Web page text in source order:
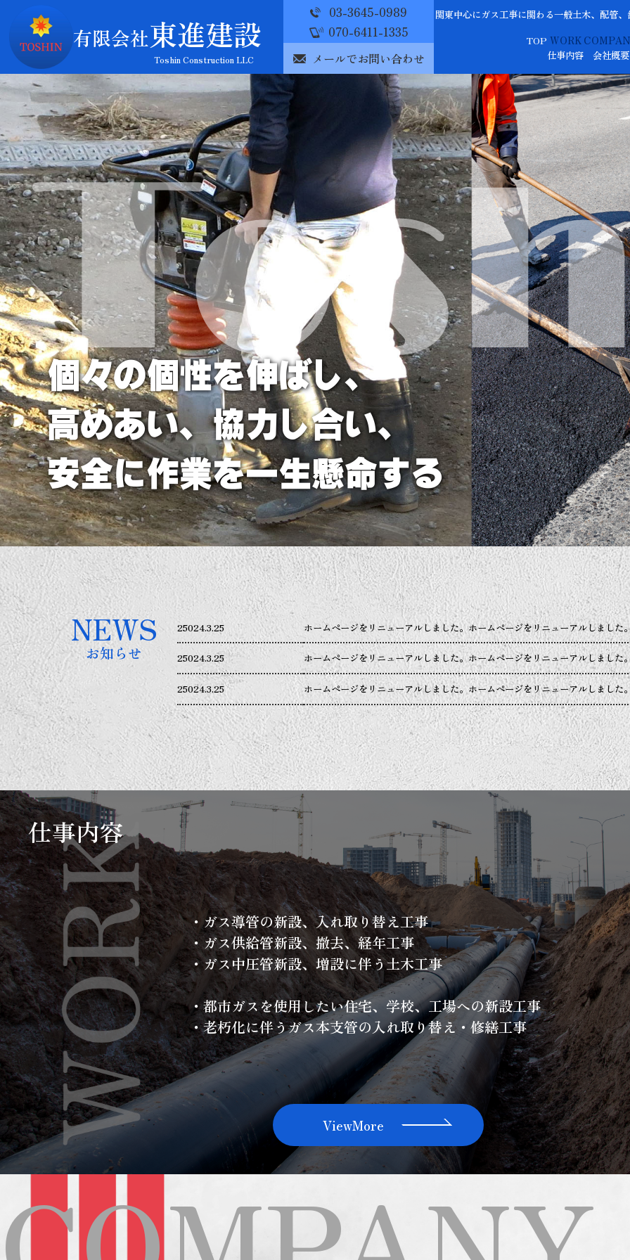
有限会社東進建設
関東中心にガス工事に関わる一般土木、配管
TOP WORK
仕事内容
会社概要
03-3645-0989
070-6411-1335
メールでお問い合わせ
個々の個性を伸ばし、
高めあい、協力し合い、
安全に作業を一生懸命する
NEWS
お知らせ
25024.3.25 ホームページをリニューアルしました。ホームページをリニューアルしました
25024.3.25 ホームページをリニューアルしました。ホームページをリニューアルしました
25024.3.25 ホームページをリニューアルしました。ホームページをリニューアルしました
仕事内容
・ガス導管の新設、入れ取り替え工事
・ガス供給管新設、撤去、経年工事
・ガス中圧管新設、増設に伴う土木工事
・都市ガスを使用したい住宅、学校、工場への新設工事
・老朽化に伴うガス本支管の入れ取り替え・修繕工事
ViewMore